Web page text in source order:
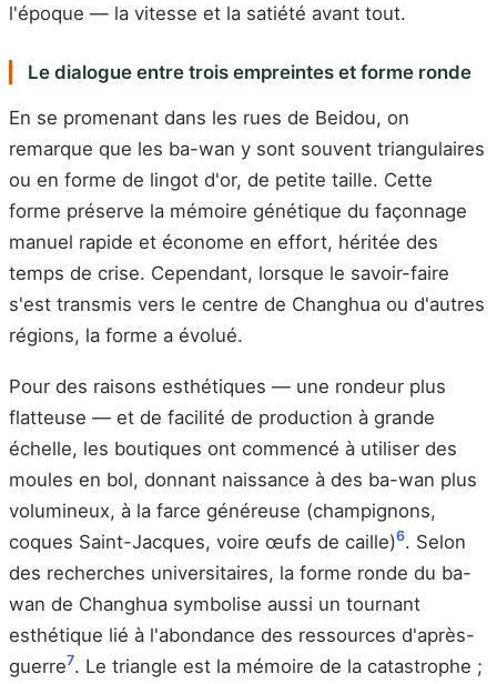
l'époque — la vitesse et la satiété avant tout.
Le dialogue entre trois empreintes et forme ronde
En se promenant dans les rues de Beidou, on
remarque que les ba-wan y sont souvent triangulaires
ou en forme de lingot d'or, de petite taille. Cette
forme préserve la mémoire génétique du façonnage
manuel rapide et économe en effort, héritée des
temps de crise. Cependant, lorsque le savoir-faire
s'est transmis vers le centre de Changhua ou d'autres
régions, la forme a évolué.
Pour des raisons esthétiques — une rondeur plus
flatteuse — et de facilité de production à grande
échelle, les boutiques ont commencé à utiliser des
moules en bol, donnant naissance à des ba-wan plus
volumineux, à la farce généreuse (champignons,
coques Saint-Jacques, voire œufs de caille)6. Selon
des recherches universitaires, la forme ronde du ba-
wan de Changhua symbolise aussi un tournant
esthétique lié à l'abondance des ressources d'après-
guerre7. Le triangle est la mémoire de la catastrophe ;